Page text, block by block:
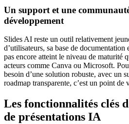
Un support et une
développement
Slides AI reste un outil relativement
d’utilisateurs, sa base de
pas encore atteint le niveau de maturité
acteurs comme Canva ou Microsoft.
besoin d’une solution robuste, avec un
roadmap transparente, c’est un point de
Les fonctionnalités clés
de présentations IA